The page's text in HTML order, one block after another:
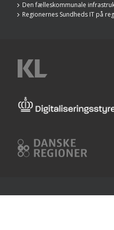
Den fælleskommunale
Regionernes Sundheds IT på